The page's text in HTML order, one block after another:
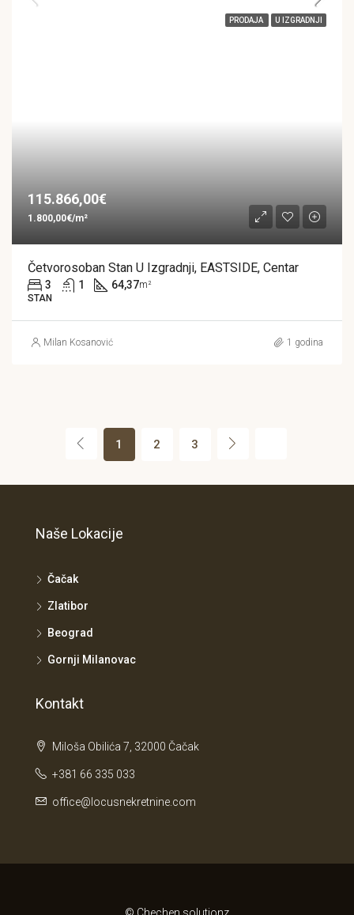
PRODAJA U IZGRADNJI
115.866,00€
1.800,00€/m²
Četvorosoban Stan U Izgradnji, EASTSIDE, Centar
3 1 64,37m²
STAN
Milan Kosanović 1 godina
1 2 3
Naše Lokacije
Čačak
Zlatibor
Beograd
Gornji Milanovac
Kontakt
Miloša Obilića 7, 32000 Čačak
+381 66 335 033
office@locusnekretnine.com
© Chechen solutionz